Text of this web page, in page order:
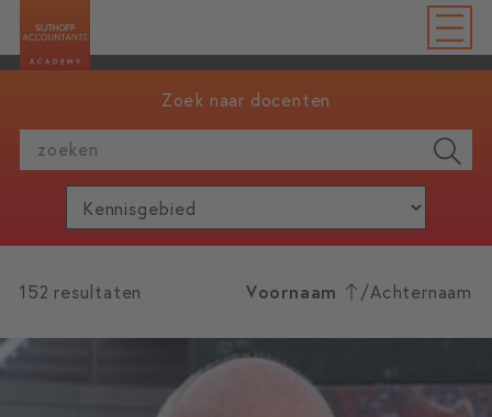
Zoek naar docenten
zoeken
152 resultaten Voornaam /Achternaam